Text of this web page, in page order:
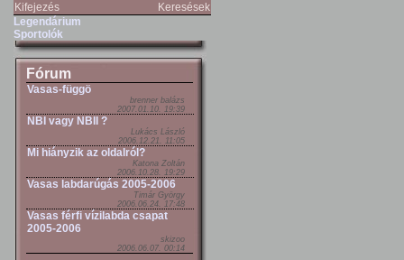
Kifejezés
Keresések
Legendárium
Sportolók
Fórum
Vasas-függö
brenner balázs
2007.01.10. 19:39
NBI vagy NBII ?
Lukács László
2006.12.21. 11:05
Mi hiányzik az oldalról?
Katona Zoltán
2006.10.28. 19:29
Vasas labdarúgás 2005-2006
Timár György
2006.06.24. 17:48
Vasas férfi vízilabda csapat
2005-2006
skizoo
2006.06.07. 00:14